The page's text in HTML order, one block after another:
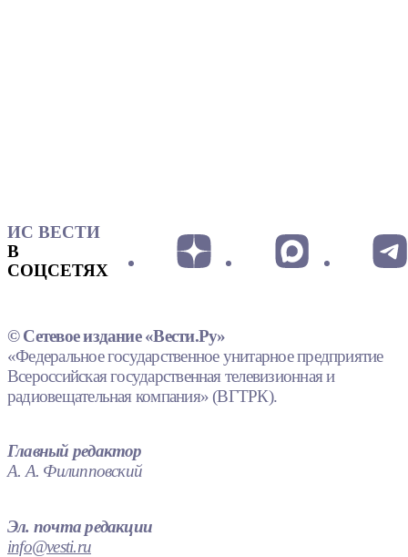
ИС ВЕСТИ
В
СОЦСЕТЯХ
© Сетевое издание «Вести.Ру»
«Федеральное государственное унитарное предприятие
Всероссийская государственная телевизионная и
радиовещательная компания» (ВГТРК).
Главный редактор
А. А. Филипповский
Эл. почта редакции
info@vesti.ru